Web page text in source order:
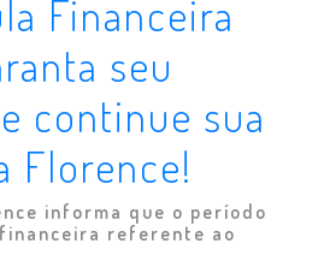
Financeira
seu
continue sua
Florence!
informa que o período
referente ao